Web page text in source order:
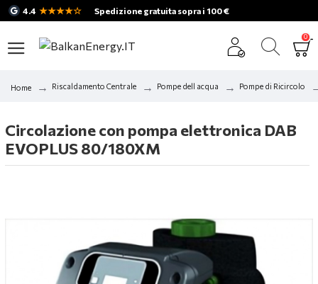
4.4 ★★★★☆ Spedizione gratuita sopra i 100 €
0
Home Riscaldamento Centrale Pompe dell acqua Pompe di Ricircolo
Circolazione con pompa elettronica DAB
EVOPLUS 80/180XM